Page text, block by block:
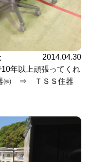
2014.04.30
年以上頑張ってくれ
器㈱ ⇒ ＴＳＳ住器